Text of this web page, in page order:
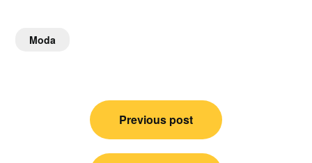
Moda
Nawigacja
Previous post